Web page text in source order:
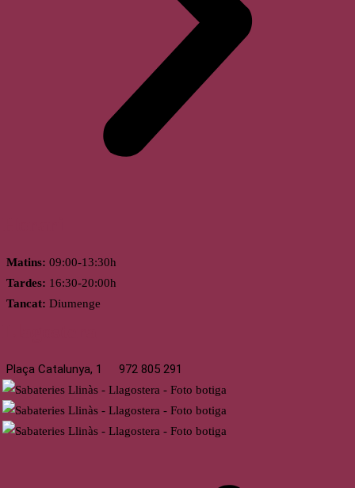
Matins: 09:00-13:30h
Tardes: 16:30-20:00h
Tancat: Diumenge
Plaça Catalunya, 1 972 805 291